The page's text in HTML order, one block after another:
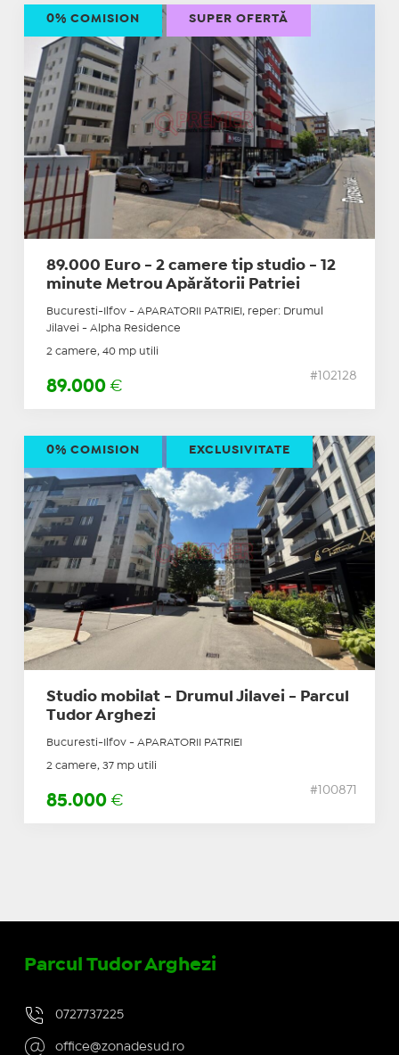
89.000 Euro - 2 camere tip studio - 12
minute Metrou Apărătorii Patriei
Bucuresti-Ilfov - APARATORII PATRIEI, reper: Drumul
Jilavei - Alpha Residence
2 camere, 40 mp utili
89.000 €
#102128
0% COMISION SUPER OFERTĂ
Studio mobilat - Drumul Jilavei - Parcul
Tudor Arghezi
Bucuresti-Ilfov - APARATORII PATRIEI
2 camere, 37 mp utili
85.000 €
#100871
0% COMISION EXCLUSIVITATE
Parcul Tudor Arghezi
0727737225
office@zonadesud.ro